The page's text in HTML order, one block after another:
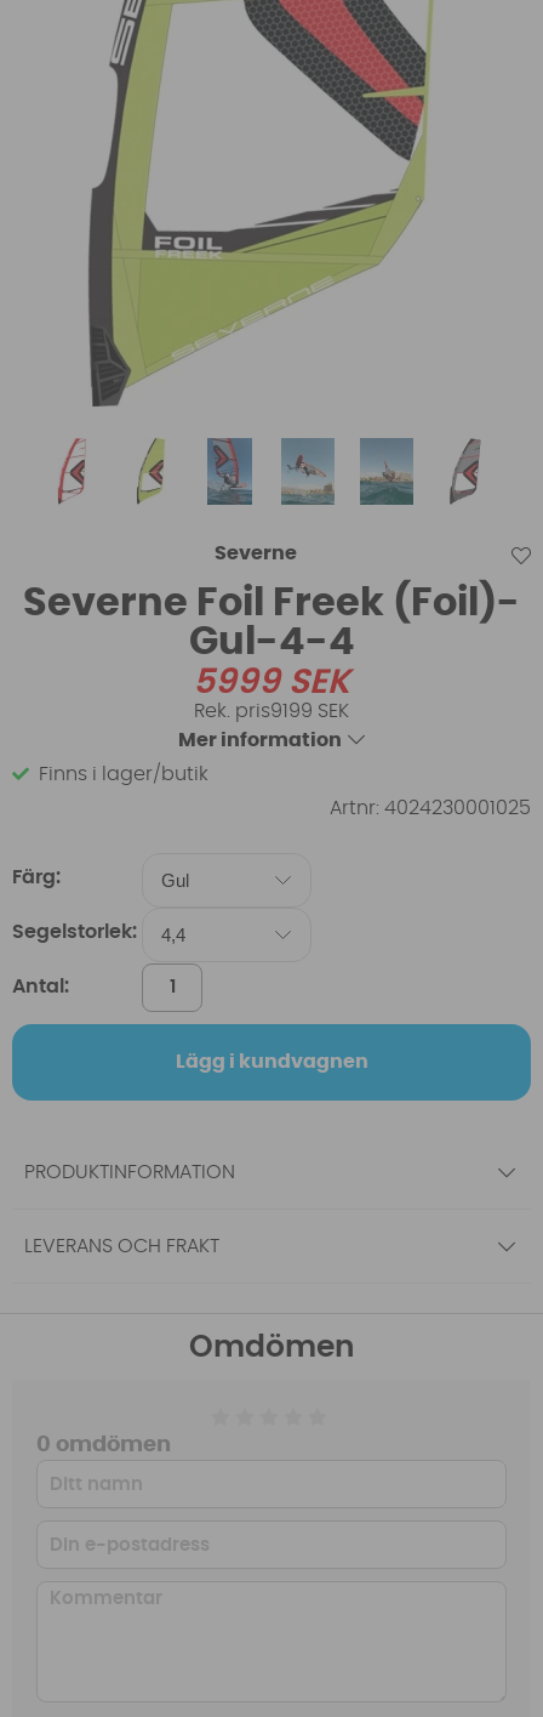
Severne
Severne Foil Freek (Foil)-
Gul-4-4
5999SEK
9199 SEK
Mer information
Finns i lager/butik
Artnr: 4024230001025
Färg:
Segelstorlek:
Antal:
Lägg i kundvagnen
PRODUKTINFORMATION
LEVERANS OCH FRAKT
Omdömen
0 omdömen